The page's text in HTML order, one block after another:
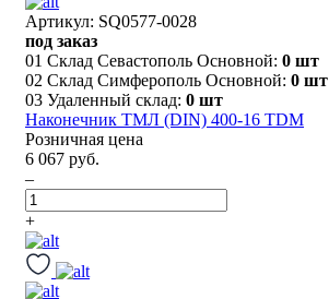
Артикул: SQ0577-0028
под заказ
01 Склад Севастополь Основной: 0 шт
02 Склад Симферополь Основной: 0 шт
03 Удаленный склад: 0 шт
Наконечник ТМЛ (DIN) 400-16 TDM
Розничная цена
6 067 руб.
–
+